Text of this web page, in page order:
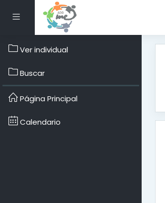
Panel lateral
Ver individual
Buscar
Página Principal
Calendario